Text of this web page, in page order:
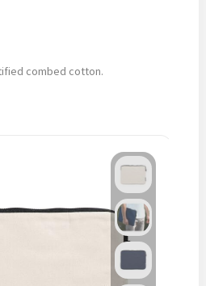
combed cotton.